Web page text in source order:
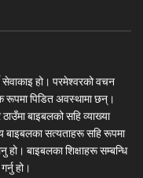
सेवाकाइ हो। परमेश्‍वरको वचन
रूपमा पिडित अवस्थामा छन्।
बाइबलको सहि व्याख्या
बाइबलका सत्यताहरू सहि रूपमा
हो। बाइबलका शिक्षाहरू सम्बन्धि
हो।